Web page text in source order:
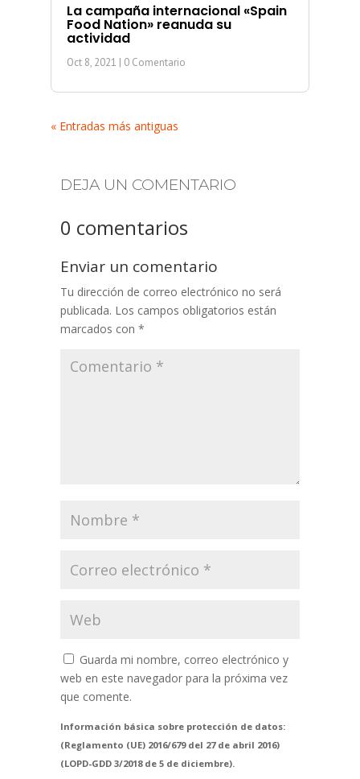
La campaña internacional «Spain
Food Nation» reanuda su
actividad
Oct 8, 2021 | 0 Comentario
« Entradas más antiguas
DEJA UN COMENTARIO
0 comentarios
Enviar un comentario
Tu dirección de correo electrónico no será
publicada. Los campos obligatorios están
marcados con *
Guarda mi nombre, correo electrónico y
web en este navegador para la próxima vez
que comente.
Información básica sobre protección de datos:
(Reglamento (UE) 2016/679 del 27 de abril 2016)
(LOPD-GDD 3/2018 de 5 de diciembre).